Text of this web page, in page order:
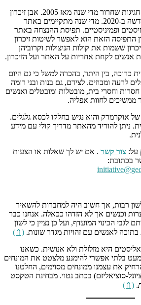
באתר ההנצחה מתקיימות חגיגות שחרור מדי שנה מאז 2005. אבן זיכרון
נחנכה ב-2009 ותערוכה חדשה ב-2020. מדי שנה מתקיימים באתר
ופמיניסטיים. תפיסת ההנצחה באתר
התפיסה הזאת הוא לאפשר לשיטות זיכרון
ששמות את קולות הניצולות וקרוביהן
אנשים לקחת אחריות על האתר ועל הזיכרון.
כרוכה, בין היתר, בהכרה למשל כי גם היום
לרעה ומבוזים. לצידם, גם בנות ובני רומה
חסרות וחסרי בית, מובטלות ומובטלים ואנשים
ממשיכים לחוות אפליה.
אוקרמרק והוא נגיש בחלקו לכסא גלגלים.
ניתן להוריד מהאתר מדריך קולי עם מידע
על: צור קשר . אם יש לך שאלות או הצעות
בכתובת:
רבות, אך חשוב היה למחברות להשאיר
וכנשים אך לא הזדהו ככאלה. אנחנו כבר
לגבי הכינוי המועדף, ועל כן נציין כי לשון
לאנשים עם זהויות מגדר שונות. (⇑)
היא מזלזלת ולא אנושית. כשאנו
בלתי אפשרי להימנע מלצטט את המונחים
את עצמנו ממונחים מסוימים, החלטנו
סוציאליזם) בכתב נטוי. מבחינת הטקסט
.
(⇑)